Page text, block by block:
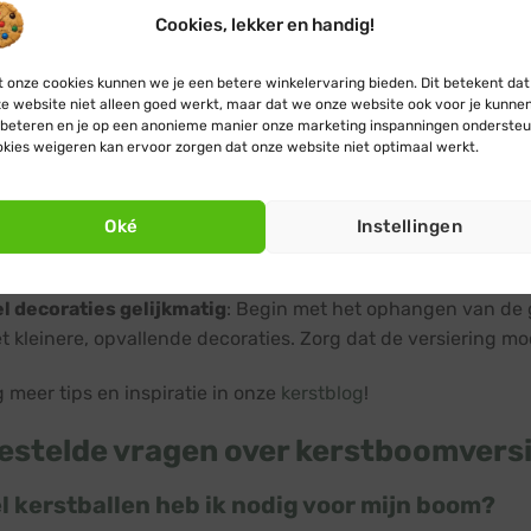
Cookies, lekker en handig!
onze cookies kunnen we je een betere winkelervaring bieden. Dit betekent dat
website niet alleen goed werkt, maar dat we onze website ook voor je
en je op een anonieme manier onze marketing inspanningen
weigeren kan ervoor zorgen dat onze website niet optimaal werkt.
Oké Instellingen
en -balhaakjes in zilver en groen
op rol om zelf haakjes te maken
ben je helemaal klaar om je boom zorgeloos en
tips
maten
: Wissel grote en kleine kerstballen af en hang
diepte en een mooi gevuld effect.
decoraties gelijkmatig: Begin met het ophangen van
kleinere, opvallende decoraties. Zorg dat de versiering
meer tips en inspiratie in onze kerstblog!
vragen over
kerstballen heb ik nodig voor mijn boom?